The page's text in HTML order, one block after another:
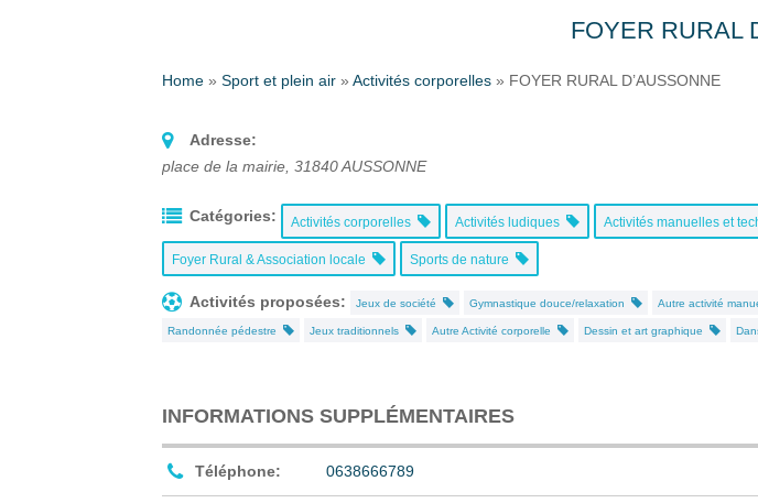
FOYER RURAL
Home » Sport et plein air » Activités corporelles » FOYER RURAL D’AUSSONNE
Adresse:
place de la mairie 31840AUSSONNE
Catégories: Activités corporelles Activités ludiques Activités manuelles et
Foyer Rural & Association locale Sports de nature
Activités proposées: Jeux de société Gymnastique douce/relaxation Autre activité
Randonnée pédestre Jeux traditionnels Autre Activité corporelle Dessin et art graphique
INFORMATIONS SUPPLÉMENTAIRES
Téléphone: 0638666789